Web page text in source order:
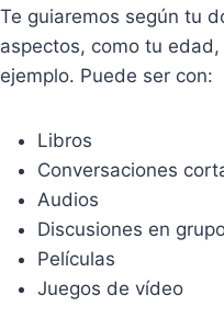
Te guiaremos según tu
aspectos, como tu
ejemplo. Puede ser con:
Libros
Conversaciones
Audios
Discusiones en
Películas
Juegos de vídeo